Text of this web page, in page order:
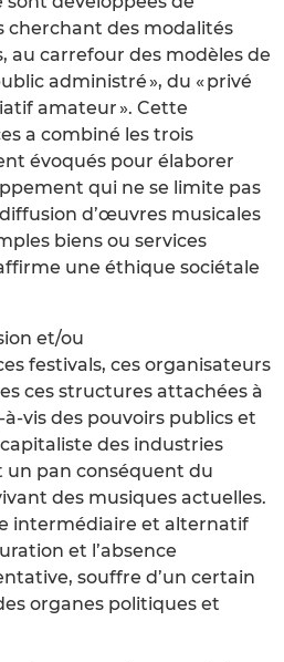
cherchant des modalités
au carrefour des modèles de
administré », du « privé
amateur ». Cette
a combiné les trois
évoqués pour élaborer
qui ne se limite pas
d’œuvres musicales
biens ou services
une éthique sociétale
et/ou
festivals, ces organisateurs
ces structures attachées à
vis des pouvoirs publics et
des industries
pan conséquent du
des musiques actuelles.
intermédiaire et alternatif
et l’absence
souffre d’un certain
organes politiques et